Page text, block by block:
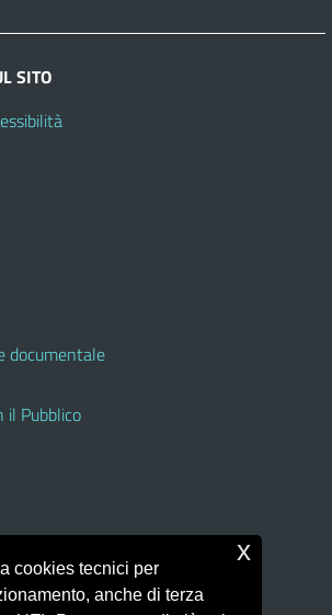
SITO
documentale
il Pubblico
cookies tecnici per
anche di terza
x